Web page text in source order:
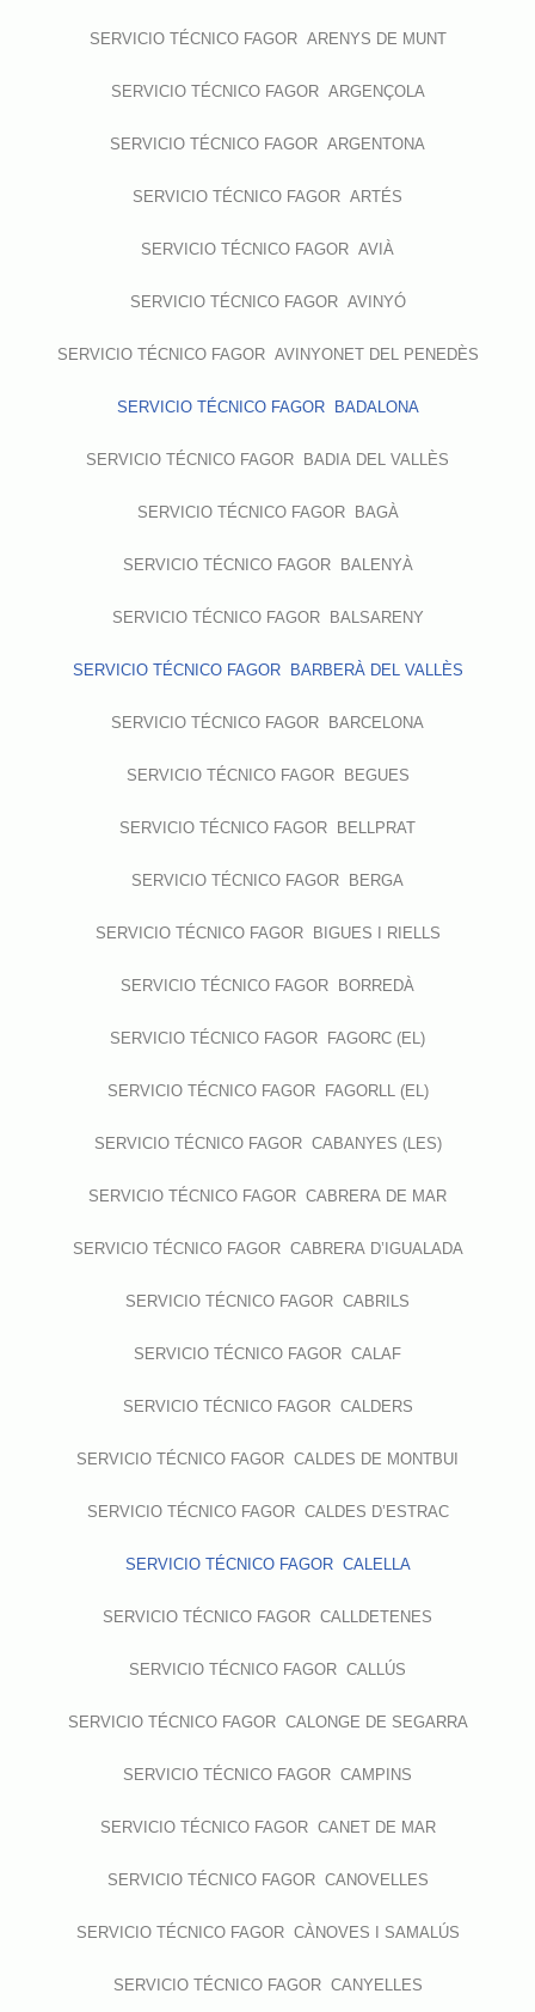
SERVICIO TÉCNICO FAGOR ARENYS DE MUNT
SERVICIO TÉCNICO FAGOR ARGENÇOLA
SERVICIO TÉCNICO FAGOR ARGENTONA
SERVICIO TÉCNICO FAGOR ARTÉS
SERVICIO TÉCNICO FAGOR AVIÀ
SERVICIO TÉCNICO FAGOR AVINYÓ
SERVICIO TÉCNICO FAGOR AVINYONET DEL PENEDÈS
SERVICIO TÉCNICO FAGOR BADALONA
SERVICIO TÉCNICO FAGOR BADIA DEL VALLÈS
SERVICIO TÉCNICO FAGOR BAGÀ
SERVICIO TÉCNICO FAGOR BALENYÀ
SERVICIO TÉCNICO FAGOR BALSARENY
SERVICIO TÉCNICO FAGOR BARBERÀ DEL VALLÈS
SERVICIO TÉCNICO FAGOR BARCELONA
SERVICIO TÉCNICO FAGOR BEGUES
SERVICIO TÉCNICO FAGOR BELLPRAT
SERVICIO TÉCNICO FAGOR BERGA
SERVICIO TÉCNICO FAGOR BIGUES I RIELLS
SERVICIO TÉCNICO FAGOR BORREDÀ
SERVICIO TÉCNICO FAGOR FAGORC (EL)
SERVICIO TÉCNICO FAGOR FAGORLL (EL)
SERVICIO TÉCNICO FAGOR CABANYES (LES)
SERVICIO TÉCNICO FAGOR CABRERA DE MAR
SERVICIO TÉCNICO FAGOR CABRERA D’IGUALADA
SERVICIO TÉCNICO FAGOR CABRILS
SERVICIO TÉCNICO FAGOR CALAF
SERVICIO TÉCNICO FAGOR CALDERS
SERVICIO TÉCNICO FAGOR CALDES DE MONTBUI
SERVICIO TÉCNICO FAGOR CALDES D’ESTRAC
SERVICIO TÉCNICO FAGOR CALELLA
SERVICIO TÉCNICO FAGOR CALLDETENES
SERVICIO TÉCNICO FAGOR CALLÚS
SERVICIO TÉCNICO FAGOR CALONGE DE SEGARRA
SERVICIO TÉCNICO FAGOR CAMPINS
SERVICIO TÉCNICO FAGOR CANET DE MAR
SERVICIO TÉCNICO FAGOR CANOVELLES
SERVICIO TÉCNICO FAGOR CÀNOVES I SAMALÚS
SERVICIO TÉCNICO FAGOR CANYELLES